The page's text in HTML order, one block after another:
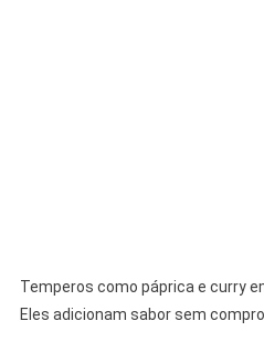
Temperos como páprica e curry
Eles adicionam sabor sem